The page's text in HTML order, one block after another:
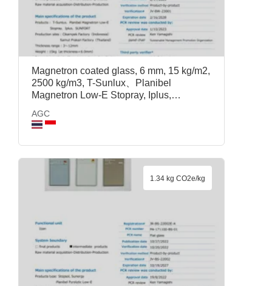
Magnetron coated glass, 6 mm, 15 kg/m2,
2500 kg/m3, T-Sunlux、Planibel
Magnetron Low-E Stopray, Iplus,
AGC
1.34 kg CO2e/kg